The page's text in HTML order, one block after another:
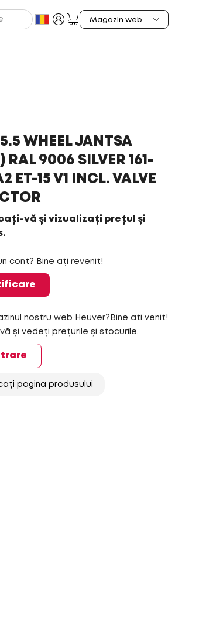
WHEEL JANTSA
RAL 9006 SILVER 161-
ET-15 V1 INCL. VALVE
vă și vizualizați prețul și
cont? Bine ați revenit!
nostru web Heuver?Bine ați venit!
și vedeți prețurile și stocurile.
pagina produsului